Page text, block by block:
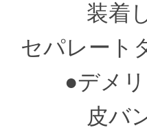
装着した
セパレート
●デメリ
皮バンド